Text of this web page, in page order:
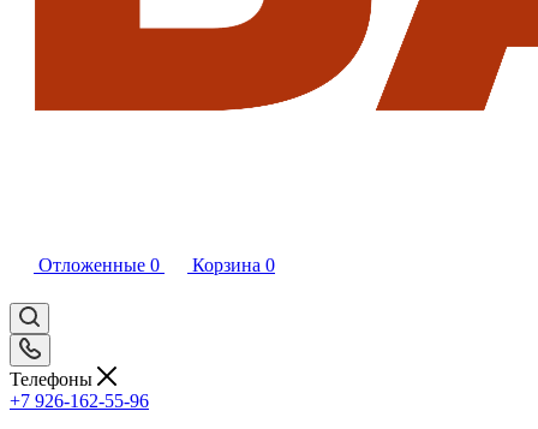
Отложенные 0 Корзина 0
Телефоны
+7 926-162-55-96